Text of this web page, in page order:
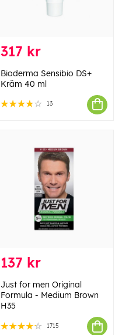
317 kr
Bioderma Sensibio DS+
Kräm 40 ml
13
137 kr
Just for men Original
Formula - Medium Brown
H35
1715